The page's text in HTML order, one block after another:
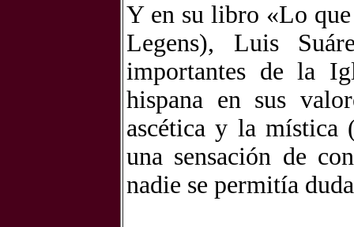
Y en su libro «Lo
Legens), Luis
importantes de la
hispana en sus
ascética y la mística
una sensación de
nadie se permitía